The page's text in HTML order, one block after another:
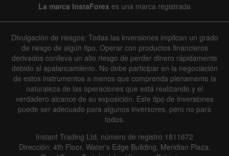
La marca InstaForex es una marca registrada
Divulgación de riesgos: Todas las inversiones implican un grado
de riesgo de algún tipo. Operar con productos financieros
derivados conlleva un alto riesgo de perder dinero rápidamente
debido al apalancamiento. No debe participar en la negociación
de estos instrumentos a menos que comprenda plenamente la
naturaleza de las operaciones que está realizando y el
verdadero alcance de su exposición. Este tipo de inversiones
puede ser adecuado para algunos inversores, pero no para
todos.
Instant Trading Ltd, número de registro 1811672
Dirección: 4th Floor, Water's Edge Building, Meridian Plaza,